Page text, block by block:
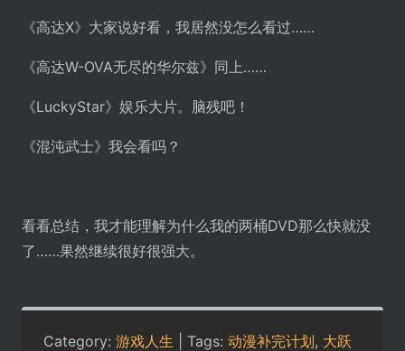
《高达X》大家说好看，我居然没怎么看过……
《高达W-OVA无尽的华尔兹》同上……
《LuckyStar》娱乐大片。脑残吧！
《混沌武士》我会看吗？
看看总结，我才能理解为什么我的两桶DVD那么快就没
了……果然继续很好很强大。
Category: 游戏人生 | Tags: 动漫补完计划, 大跃